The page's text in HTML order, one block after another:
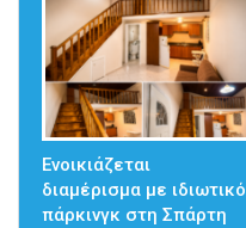
Ενοικιάζεται
διαμέρισμα με ιδιωτικό
πάρκινγκ στη Σπάρτη